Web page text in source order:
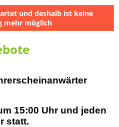
und deshalb ist keine
mehr möglich
15:00 Uhr und jeden
statt.